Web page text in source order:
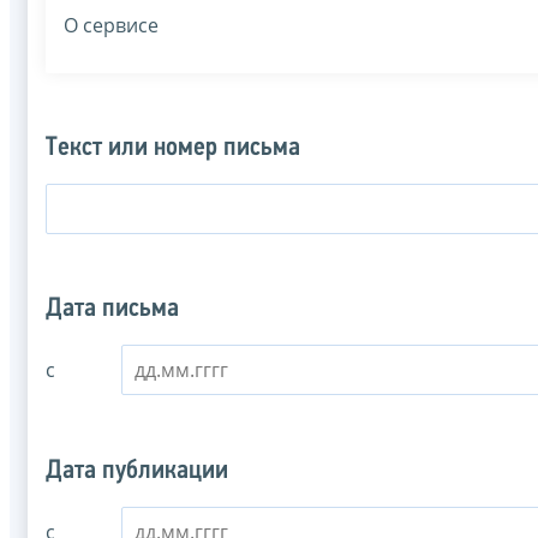
О сервисе
Текст или номер письма
Дата письма
с
Дата публикации
с